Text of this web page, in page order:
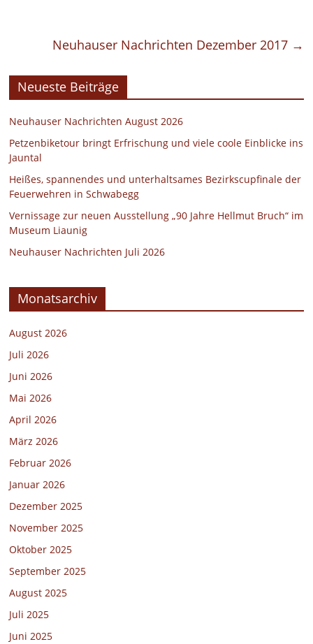
Neuhauser Nachrichten Dezember 2017 →
Neueste Beiträge
Neuhauser Nachrichten August 2026
Petzenbiketour bringt Erfrischung und viele coole Einblicke ins
Jauntal
Heißes, spannendes und unterhaltsames Bezirkscupfinale der
Feuerwehren in Schwabegg
Vernissage zur neuen Ausstellung „90 Jahre Hellmut Bruch“ im
Museum Liaunig
Neuhauser Nachrichten Juli 2026
Monatsarchiv
August 2026
Juli 2026
Juni 2026
Mai 2026
April 2026
März 2026
Februar 2026
Januar 2026
Dezember 2025
November 2025
Oktober 2025
September 2025
August 2025
Juli 2025
Juni 2025